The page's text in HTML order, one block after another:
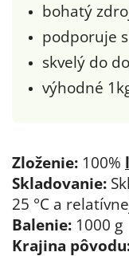
bohatý
podporuje
skvelý do
výhodné
Zloženie: 100%
Skladovanie:
25 °C a
Balenie: 1000 g
Krajina